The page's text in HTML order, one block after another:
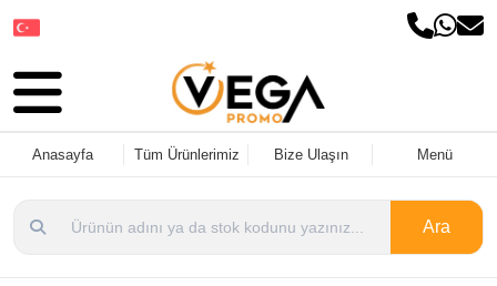
Anasayfa Tüm Ürünlerimiz Bize Ulaşın Menü
Ara